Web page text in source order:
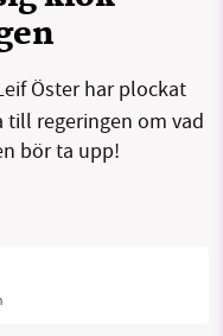
Tipsa oss
Öster har plockat
regeringen om vad
bör ta upp!